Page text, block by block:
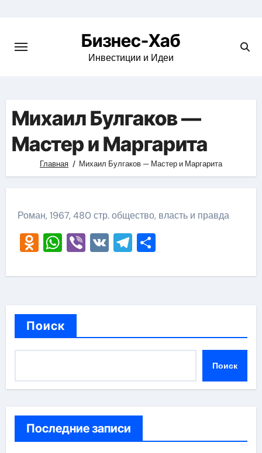
content
Бизнес-Хаб
Инвестиции и Идеи
Михаил Булгаков —
Мастер и Маргарита
Главная Михаил Булгаков — Мастер и Маргарита
Роман, 1967, 480 стр. общество, власть и правда
Odnoklassniki
WhatsApp
Viber
VKTelegram
Отправить
Поиск
Поиск
Последние записи